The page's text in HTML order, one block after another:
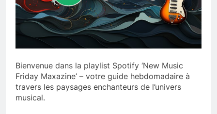
Bienvenue dans la playlist Spotify ‘New Music
Friday Maxazine’ – votre guide hebdomadaire à
travers les paysages enchanteurs de l’univers
musical.